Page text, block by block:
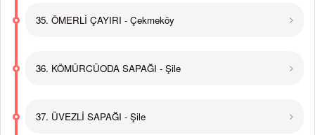
35. ÖMERLİ ÇAYIRI - Çekmeköy
36. KÖMÜRCÜODA SAPAĞI - Şile
37. ÜVEZLİ SAPAĞI - Şile